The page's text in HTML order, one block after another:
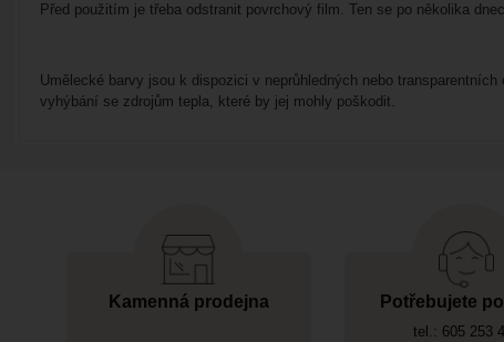
Před použitím je třeba odstranit povrchový film. Ten se po několika
Umělecké barvy jsou k dispozici v neprůhledných nebo
vyhýbání se zdrojům tepla, které by jej mohly poškodit.
Kamenná prodejna Potřebujete
tel.: 605 253